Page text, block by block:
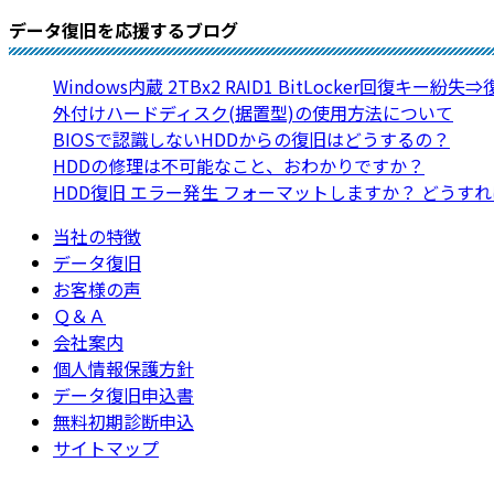
データ復旧を応援するブログ
Windows内蔵 2TBx2 RAID1 BitLocker回復キー紛失⇒
外付けハードディスク(据置型)の使用方法について
BIOSで認識しないHDDからの復旧はどうするの？
HDDの修理は不可能なこと、おわかりですか？
HDD復旧 エラー発生 フォーマットしますか？ どうす
当社の特徴
データ復旧
お客様の声
Ｑ＆Ａ
会社案内
個人情報保護方針
データ復旧申込書
無料初期診断申込
サイトマップ